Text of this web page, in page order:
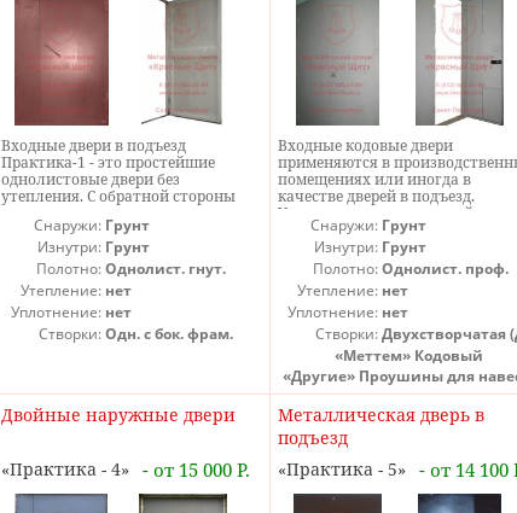
Входные двери в подъезд
Практика-1 - это простейшие
однолистовые двери без
утепления. С обратной стороны
утепленной подобную
металлическую дверь в подъезд не
сделать. Такая железная дверь в
подъезд подойдет для холодных
подъездов для тех случаев, где не
требуется утепленная дверь. Эти
входные двери в подъезд в
многоквартирный дом
створкой и глухой боковой
фрамугой. Также возможно
открывающимися створками, но
дверь получится несколько
дороже.
Снаружи: Грунт
Изнутри: Грунт
Полотно:Однолист. гнут.
Утепление: нет
Уплотнение: нет
Створки:Одн. с бок. фрам.
Входные кодовые двери
применяются в
помещениях или иногда в
качестве дверей в подъезд.
Установка кодовых дверей - это
самый недорогой вариант дверей,
для которых требуется базовый
контроль доступа. Двери в
с кодовым замком хотя уже и не
так популярны, но все же очень
часто встречаются.
Металлическая дверь с кодовым
замком очень просто
настраивается - сменить код не
составит труда даже
неподготовленному человеку.
Снаружи: Грунт
Изнутри: Грунт
Полотно:Однолист. проф.
Утепление: нет
Уплотнение: нет
Створки:Двухстворчатая
«Меттем» Кодовый
«Другие» Проушины для
Двойные наружные двери
Практика - 4 - от 15 000 Р.
Металлическая дверь в
подъезд
Практика - 5
- от 14 100